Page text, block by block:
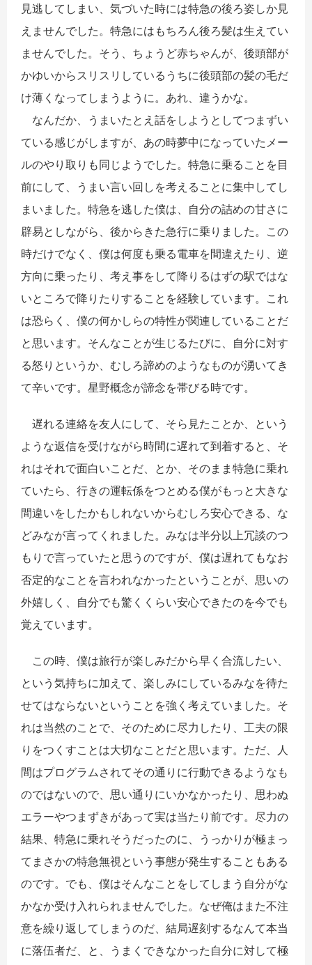
見逃してしまい、気づいた時には特急の後ろ姿しか見
えませんでした。特急にはもちろん後ろ髪は生えてい
ませんでした。そう、ちょうど赤ちゃんが、後頭部が
かゆいからスリスリしているうちに後頭部の髪の毛だ
け薄くなってしまうように。あれ、違うかな。
なんだか、うまいたとえ話をしようとしてつまずい
ている感じがしますが、あの時夢中になっていたメー
ルのやり取りも同じようでした。特急に乗ることを目
前にして、うまい言い回しを考えることに集中してし
まいました。特急を逃した僕は、自分の詰めの甘さに
辟易としながら、後からきた急行に乗りました。この
時だけでなく、僕は何度も乗る電車を間違えたり、逆
方向に乗ったり、考え事をして降りるはずの駅ではな
いところで降りたりすることを経験しています。これ
は恐らく、僕の何かしらの特性が関連していることだ
と思います。そんなことが生じるたびに、自分に対す
る怒りというか、むしろ諦めのようなものが湧いてき
て辛いです。星野概念が諦念を帯びる時です。
遅れる連絡を友人にして、そら見たことか、という
ような返信を受けながら時間に遅れて到着すると、そ
れはそれで面白いことだ、とか、そのまま特急に乗れ
ていたら、行きの運転係をつとめる僕がもっと大きな
間違いをしたかもしれないからむしろ安心できる、な
どみなが言ってくれました。みなは半分以上冗談のつ
もりで言っていたと思うのですが、僕は遅れてもなお
否定的なことを言われなかったということが、思いの
外嬉しく、自分でも驚くくらい安心できたのを今でも
覚えています。
この時、僕は旅行が楽しみだから早く合流したい、
という気持ちに加えて、楽しみにしているみなを待た
せてはならないということを強く考えていました。そ
れは当然のことで、そのために尽力したり、工夫の限
りをつくすことは大切なことだと思います。ただ、人
間はプログラムされてその通りに行動できるようなも
のではないので、思い通りにいかなかったり、思わぬ
エラーやつまずきがあって実は当たり前です。尽力の
結果、特急に乗れそうだったのに、うっかりが極まっ
てまさかの特急無視という事態が発生することもある
のです。でも、僕はそんなことをしてしまう自分がな
かなか受け入れられませんでした。なぜ俺はまた不注
意を繰り返してしまうのだ、結局遅刻するなんて本当
に落伍者だ、と、うまくできなかった自分に対して極